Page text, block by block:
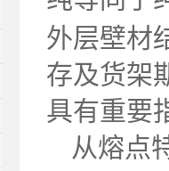
外层壁材
存及货架
具有重要
从熔点